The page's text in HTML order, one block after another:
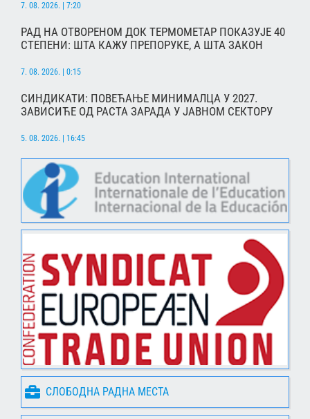
7. 08. 2026. | 7:20
РАД НА ОТВОРЕНОМ ДОК ТЕРМОМЕТАР ПОКАЗУЈЕ 40
СТЕПЕНИ: ШТА КАЖУ ПРЕПОРУКЕ, А ШТА ЗАКОН
7. 08. 2026. | 0:15
СИНДИКАТИ: ПОВЕЋАЊЕ МИНИМАЛЦА У 2027.
ЗАВИСИЋЕ ОД РАСТА ЗАРАДА У ЈАВНОМ СЕКТОРУ
5. 08. 2026. | 16:45
СЛОБОДНА РАДНА МЕСТА